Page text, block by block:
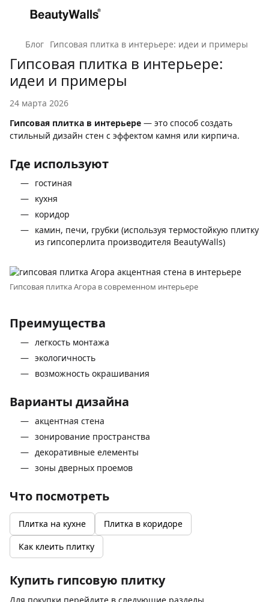
Блог Гипсовая плитка в интерьере: идеи и примеры
Гипсовая плитка в интерьере:
идеи и примеры
24 марта 2026
Гипсовая плитка в интерьере — это способ создать
стильный дизайн стен с эффектом камня или кирпича.
Где используют
гостиная
кухня
коридор
камин, печи, грубки (используя термостойкую плитку
из гипсоперлита производителя BeautyWalls)
Гипсовая плитка Агора в современном интерьере
Преимущества
легкость монтажа
экологичность
возможность окрашивания
Варианты дизайна
акцентная стена
зонирование пространства
декоративные елементы
зоны дверных проемов
Что посмотреть
Плитка на кухне
Плитка в коридоре
Как клеить плитку
Купить гипсовую плитку